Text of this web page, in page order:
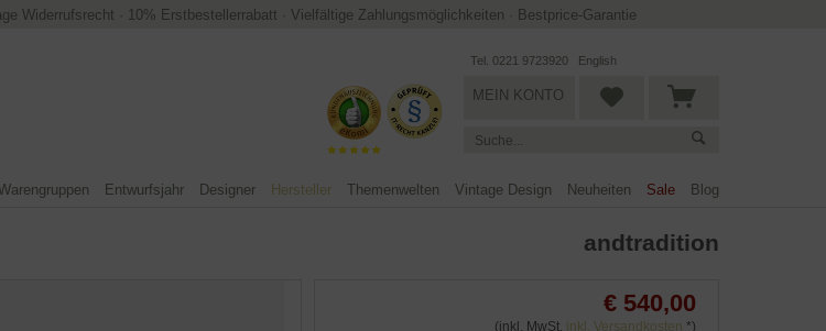
Widerrufsrecht · 10% Erstbestellerrabatt · Vielfältige Zahlungsmöglichkeiten · Bestprice-Garantie
Tel. 0221 9723920 English
MEIN KONTO
Entwurfsjahr Designer Hersteller Themenwelten Vintage Design Neuheiten Sale Blog
andtradition
€ 540,00
(inkl. MwSt. inkl. Versandkosten *)